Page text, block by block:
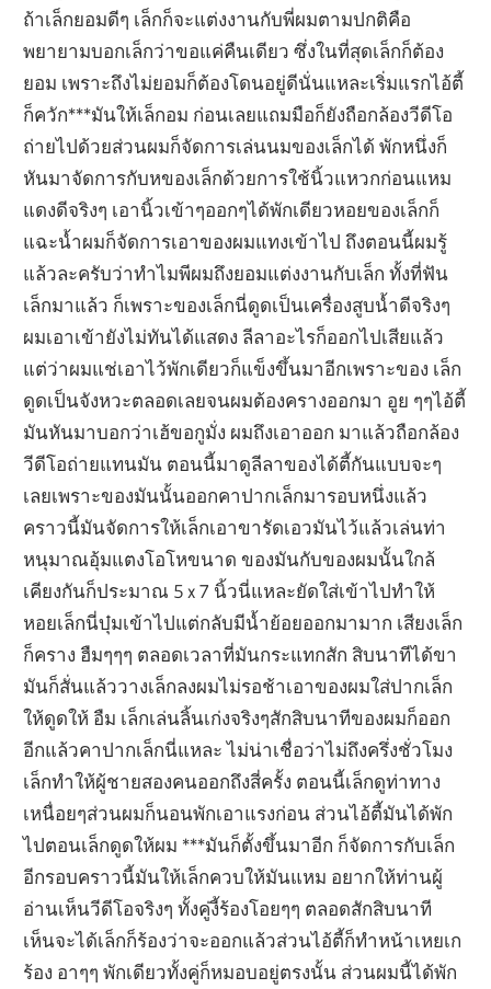
ถ้าเล็กยอมดีๆ เล็กก็จะแต่งงานกับพี่ผมตามปกติคือ
พยายามบอกเล็กว่าขอแค่คืนเดียว ซึ่งในที่สุดเล็กก็ต้อง
ยอม เพราะถึงไม่ยอมก็ต้องโดนอยู่ดีนั่นแหละเริ่มแรกไอ้ตี้
ก็ควัก***มันให้เล็กอม ก่อนเลยแถมมือก็ยังถือกล้องวีดีโอ
ถ่ายไปด้วยส่วนผมก็จัดการเล่นนมของเล็กได้ พักหนึ่งก็
หันมาจัดการกับหของเล็กด้วยการใช้นิ้วแหวกก่อนแหม
แดงดีจริงๆ เอานิ้วเข้าๆออกๆได้พักเดียวหอยของเล็กก็
แฉะน้ำผมก็จัดการเอาของผมแทงเข้าไป ถึงตอนนี้ผมรู้
แล้วละครับว่าทำไมพีผมถึงยอมแต่งงานกับเล็ก ทั้งที่ฟัน
เล็กมาแล้ว ก็เพราะของเล็กนี่ดูดเป็นเครื่องสูบน้ำดีจริงๆ
ผมเอาเข้ายังไม่ทันได้แสดง ลีลาอะไรก็ออกไปเสียแล้ว
แต่ว่าผมแช่เอาไว้พักเดียวก็แข็งขึ้นมาอีกเพราะของ เล็ก
ดูดเป็นจังหวะตลอดเลยจนผมต้องครางออกมา อูย ๆๆไอ้ตี้
มันหันมาบอกว่าเฮ้ขอกูมั่ง ผมถึงเอาออก มาแล้วถือกล้อง
วีดีโอถ่ายแทนมัน ตอนนี้มาดูลีลาของได้ตี้กันแบบจะๆ
เลยเพราะของมันนั้นออกคาปากเล็กมารอบหนึ่งแล้ว
คราวนี้มันจัดการให้เล็กเอาขารัดเอวมันไว้แล้วเล่นท่า
หนุมาณอุ้มแตงโอโหขนาด ของมันกับของผมนั้นใกล้
เคียงกันก็ประมาณ 5 x 7 นิ้วนี่แหละยัดใส่เข้าไปทำให้
หอยเล็กนี่บุ๋มเข้าไปแต่กลับมีน้ำย้อยออกมามาก เสียงเล็ก
ก็คราง ฮืมๆๆๆ ตลอดเวลาที่มันกระแทกสัก สิบนาทีได้ขา
มันก็สั่นแล้ววางเล็กลงผมไม่รอช้าเอาของผมใส่ปากเล็ก
ให้ดูดให้ อืม เล็กเล่นลิ้นเก่งจริงๆสักสิบนาทีของผมก็ออก
อีกแล้วคาปากเล็กนี่แหละ ไม่น่าเชื่อว่าไม่ถึงครึ่งชั่วโมง
เล็กทำให้ผู้ชายสองคนออกถึงสี่ครั้ง ตอนนี้เล็กดูท่าทาง
เหนื่อยๆส่วนผมก็นอนพักเอาแรงก่อน ส่วนไอ้ตี้มันได้พัก
ไปตอนเล็กดูดให้ผม ***มันก็ตั้งขึ้นมาอีก ก็จัดการกับเล็ก
อีกรอบคราวนี้มันให้เล็กควบให้มันแหม อยากให้ท่านผู้
อ่านเห็นวีดีโอจริงๆ ทั้งคู่งี้ร้องโอยๆๆ ตลอดสักสิบนาที
เห็นจะได้เล็กก็ร้องว่าจะออกแล้วส่วนไอ้ตี้ก็ทำหน้าเหยเก
ร้อง อาๆๆ พักเดียวทั้งคู่ก็หมอบอยู่ตรงนั้น ส่วนผมนี้ได้พัก